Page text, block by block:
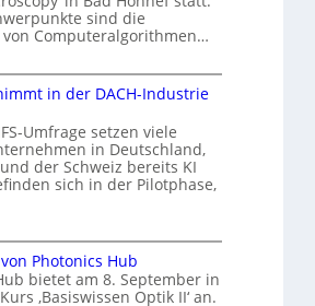
sind die
Computeralgorithmen…
in der DACH-Industrie
Umfrage setzen viele
in Deutschland,
der Schweiz bereits KI
sich in der Pilotphase,
Photonics Hub
bietet am 8. September in
‚Basiswissen Optik II‘ an.